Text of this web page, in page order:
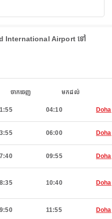
International Airport ទៅ
ចាកចេញ មកដល់
04:10 Doha
06:00 Doha
09:55 Doha
10:40 Doha
11:55 Doha